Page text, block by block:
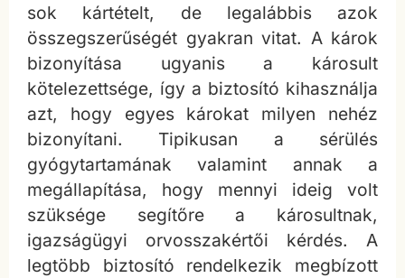
sok kártételt, de legalábbis azok
összegszerűségét gyakran vitat. A károk
bizonyítása ugyanis a károsult
kötelezettsége, így a biztosító kihasználja
azt, hogy egyes károkat milyen nehéz
bizonyítani. Tipikusan a sérülés
gyógytartamának valamint annak a
megállapítása, hogy mennyi ideig volt
szüksége segítőre a károsultnak,
igazságügyi orvosszakértői kérdés. A
legtöbb biztosító rendelkezik megbízott